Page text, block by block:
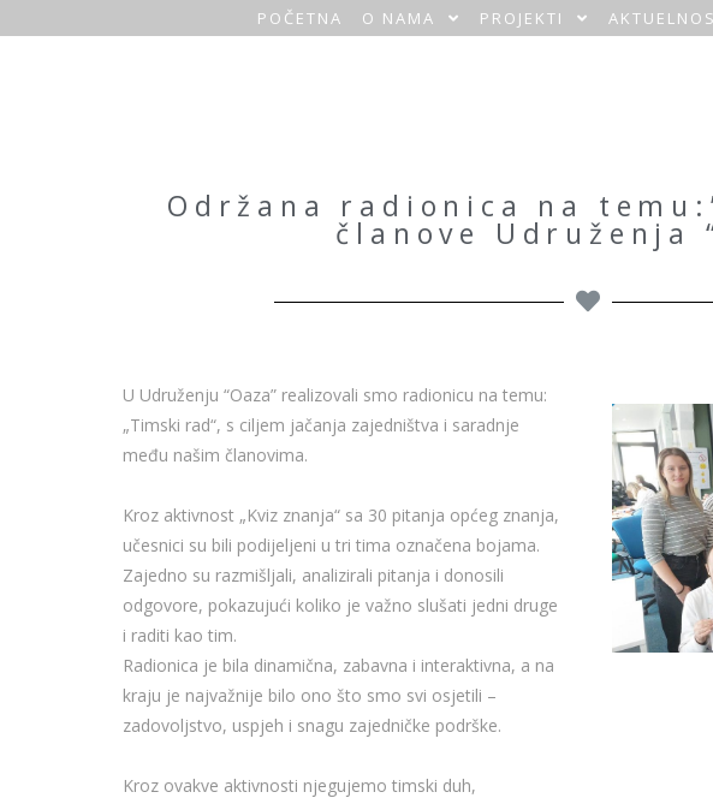
O
POČETNA O NAMA PROJEKTI
Održana radionica na
članove Udruženja
U Udruženju “Oaza” realizovali smo radionicu na temu:
„Timski rad“, s ciljem jačanja zajedništva i saradnje
među našim članovima.
Kroz aktivnost „Kviz znanja“ sa 30 pitanja općeg znanja,
učesnici su bili podijeljeni u tri tima označena bojama.
Zajedno su razmišljali, analizirali pitanja i donosili
odgovore, pokazujući koliko je važno slušati jedni druge
i raditi kao tim.
Radionica je bila dinamična, zabavna i interaktivna, a na
kraju je najvažnije bilo ono što smo svi osjetili –
zadovoljstvo, uspjeh i snagu zajedničke podrške.
Kroz ovakve aktivnosti njegujemo timski duh,